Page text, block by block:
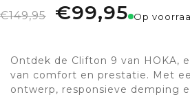
€149,95 €99,95 Op
Ontdek de Clifton 9 van HOKA,
van comfort en prestatie. Met
ontwerp, responsieve demping